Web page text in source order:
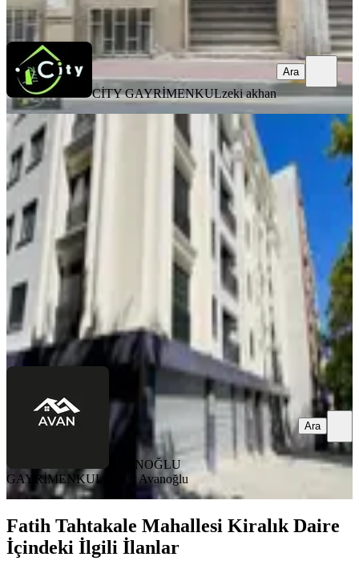
Ara
CİTY GAYRİMENKULzeki akhan
Ara
SIFIR BİNA
Fındıkzade'de Millet Caddesi
Üzerinde Kiralık Daire
Fatih, Molla Gürani Mahallesi
Düz Giriş (Zemin)· 29.07.2026
AVANOĞLU GAYRİMENKUL Serdar Avanoğlu
Ara
AVANOĞLU
GAYRİMENKUL Serdar Avanoğlu
Ara
Fatih Tahtakale Mahallesi Kiralık Daire
İçindeki İlgili İlanlar